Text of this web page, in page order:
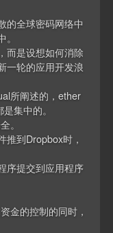
的全球密码网络中
而是设想如何消除
一轮的应用开发浪
所阐述的，ether
集中的。
。
推到Dropbox时，
序提交到应用程序
金的控制的同时，